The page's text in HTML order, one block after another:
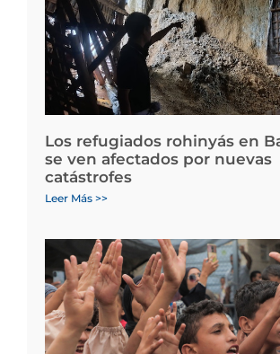
Los refugiados rohinyás en
se ven afectados por nuevas
catástrofes
Leer Más >>